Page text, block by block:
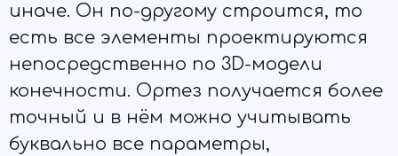
иначе. Он по-другому строится, то
есть все элементы проектируются
непосредственно по 3D-модели
конечности. Ортез получается более
точный и в нём можно учитывать
буквально все параметры,